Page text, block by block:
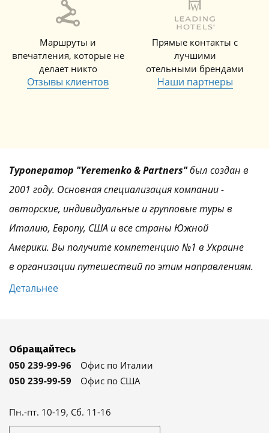
Маршруты и
впечатления, которые не
делает никто
Отзывы клиентов
Прямые контакты с
лучшими
отельными брендами
Наши партнеры
Туроператор "Yeremenko & Partners"был создан в
2001 году. Основная специализация компании -
авторские, индивидуальные и групповые туры в
Италию, Европу, США и все страны Южной
Америки. Вы получите компетенцию №1 в Украине
в организации путешествий по этим направлениям.
Детальнее
Обращайтесь
050 239-99-96
Офис по Италии
050 239-99-59
Офис по США
Пн.-пт. 10-19, Сб. 11-16